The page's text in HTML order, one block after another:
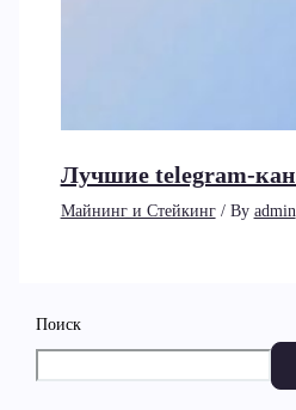
Лучшие telegram-
Майнинг и Стейкинг/ By admin
Поиск